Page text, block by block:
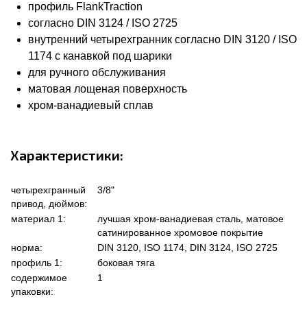
профиль FlankTraction
согласно DIN 3124 / ISO 2725
внутренний четырехгранник согласно DIN 3120 / ISO
1174 с канавкой под шарики
для ручного обслуживания
матовая лощеная поверхность
хром-ванадиевый сплав
Характеристики:
четырехгранный
привод, дюймов:
3/8"
материал 1:
лучшая хром-ванадиевая сталь, матовое
сатинированное хромовое покрытие
норма:
DIN 3120, ISO 1174, DIN 3124, ISO 2725
профиль 1:
боковая тяга
содержимое
упаковки:
1